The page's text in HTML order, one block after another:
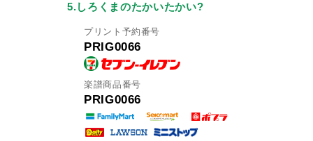
5.しろくまのたかいたかい?
プリント予約番号
PRIG0066
楽譜商品番号
PRIG0066